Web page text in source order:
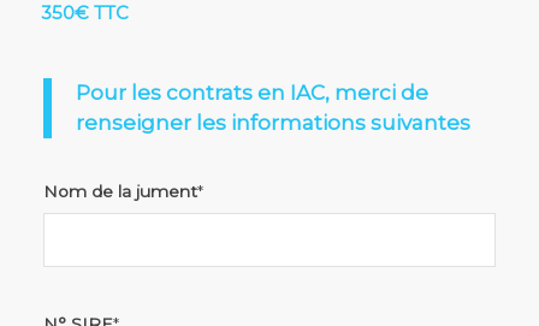
350€ TTC
Pour les contrats en IAC, merci de
renseigner les informations suivantes
Nom de la jument*